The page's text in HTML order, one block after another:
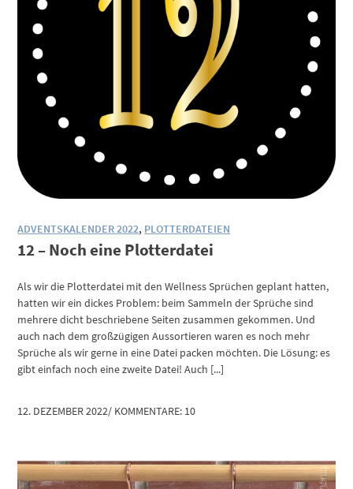
ADVENTSKALENDER 2022, PLOTTERDATEIEN
12 – Noch eine Plotterdatei
Als wir die Plotterdatei mit den Wellness Sprüchen geplant hatten,
hatten wir ein dickes Problem: beim Sammeln der Sprüche sind
mehrere dicht beschriebene Seiten zusammen gekommen. Und
auch nach dem großzügigen Aussortieren waren es noch mehr
Sprüche als wir gerne in eine Datei packen möchten. Die Lösung: es
gibt einfach noch eine zweite Datei! Auch [...]
12. DEZEMBER 2022/ KOMMENTARE: 10